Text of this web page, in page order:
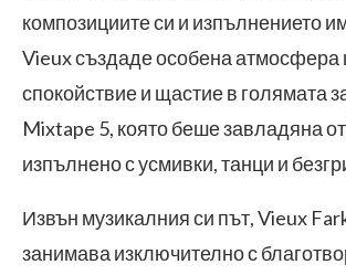
композициите си и изпълнението
Vieux създаде особена атмосфера
спокойствие и щастие в голямата
Mixtape 5, която беше завладяна
изпълнено с усмивки, танци и
Извън музикалния си път, Vieux
занимава изключително с